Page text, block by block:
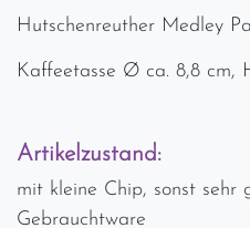
Hutschenreuther Medley
Kaffeetasse Ø ca. 8,8 cm,
Artikelzustand:
mit kleine Chip, sonst sehr
Gebrauchtware